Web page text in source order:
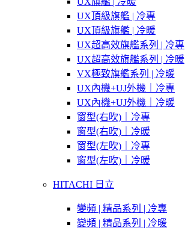
UX頂級旗艦 | 冷專
UX頂級旗艦 | 冷暖
UX超高效旗艦系列 | 冷專
UX超高效旗艦系列 | 冷暖
VX極致旗艦系列 | 冷暖
UX內機+UJ外機｜冷專
UX內機+UJ外機｜冷暖
窗型(右吹)｜冷專
窗型(右吹)｜冷暖
窗型(左吹)｜冷專
窗型(左吹)｜冷暖
HITACHI 日立
變頻 | 精品系列 | 冷專
變頻 | 精品系列 | 冷暖